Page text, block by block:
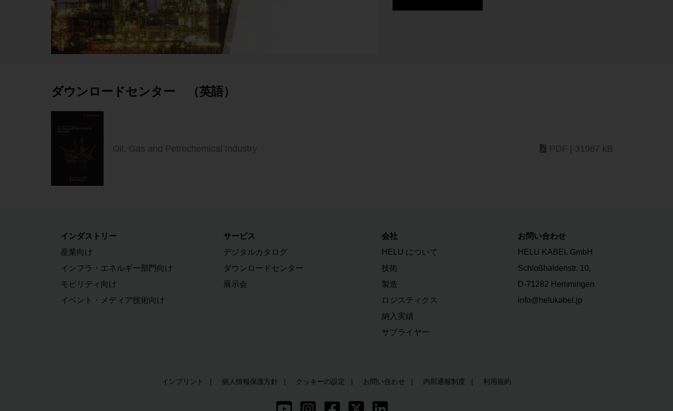
ダウンロードセンター （英語）
Oil, Gas and Petrochemical Industry PDF | 31987 kB
インダストリー
産業向け
インフラ・エネルギー部門向け
モビリティ向け
イベント・メディア技術向け
サービス
デジタルカタログ
ダウンロードセンター
展示会
会社
HELU について
技術
製造
ロジスティクス
納入実績
サプライヤー
お問い合わせ
HELU KABEL GmbH
Schloßhaldenstr. 10,
D-71282 Hemmingen
info@helukabel.jp
インプリント 個人情報保護方針 クッキーの設定 お問い合わせ 内部通報制度 利用規約